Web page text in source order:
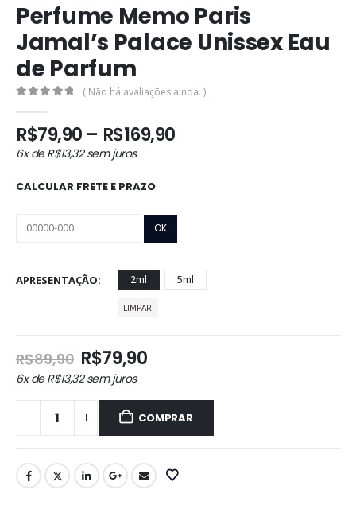
Perfume Memo Paris
Jamal’s Palace Unissex Eau
de Parfum
( Não há avaliações ainda. )
R$79,90 – R$169,90
R$169,90
6x deR$13,32sem juros
CALCULAR FRETE E PRAZO
APRESENTAÇÃO 2ml 5ml
LIMPAR
R$89,90 O
preço
original
era:
R$89,90.
R$79,90O
é:
R$79,90.
6x deR$13,32sem juros
COMPRAR